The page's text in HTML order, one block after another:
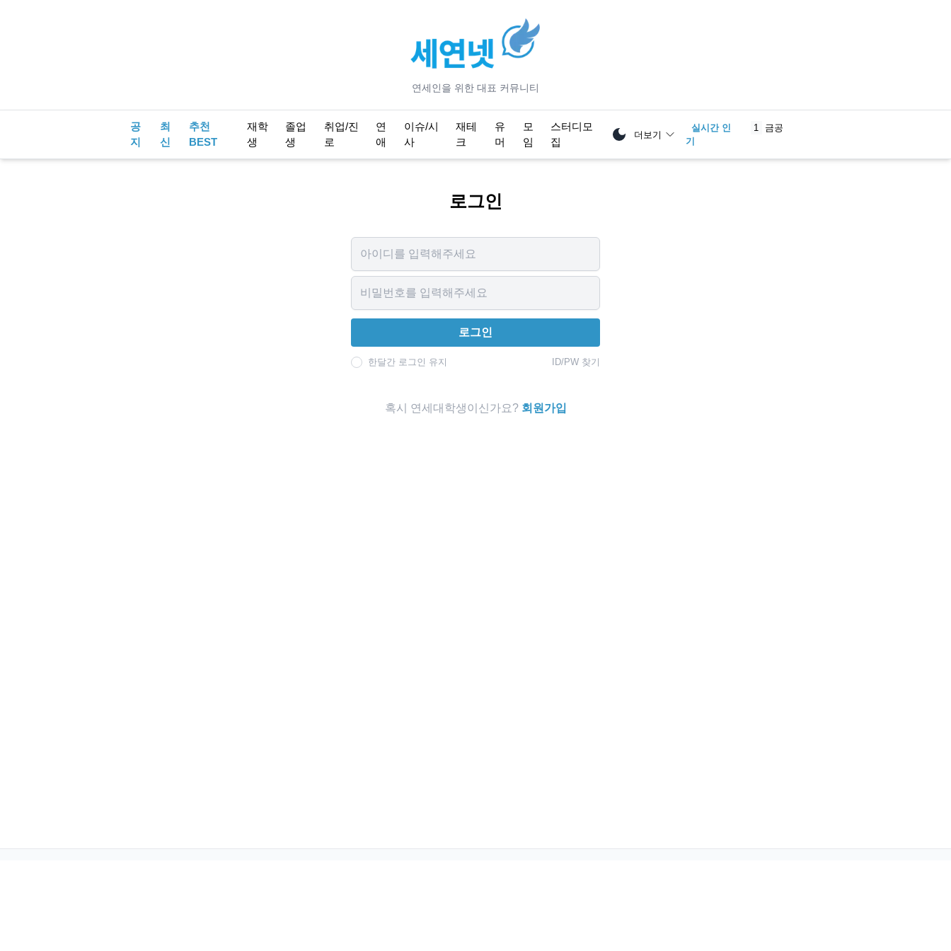
연세인을 위한 대표 커뮤니티
공
지
최
신
추천
BEST
재학
생
졸업
생
취업/진
로
연
애
이슈/시
사
재테
크
유
머
모
임
스터디모
집
더보기
실시간 인
기
금공
로그인
로그인
한달간 로그인 유지 ID/PW 찾기
혹시 연세대학생이신가요? 회원가입